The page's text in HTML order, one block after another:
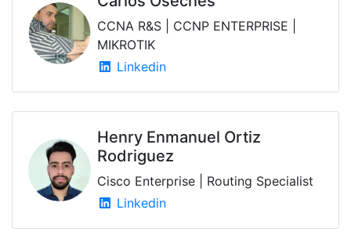
CCNA R&S | CCNP ENTERPRISE |
MIKROTIK
Linkedin
Henry Enmanuel Ortiz
Rodriguez
Cisco Enterprise | Routing Specialist
Linkedin